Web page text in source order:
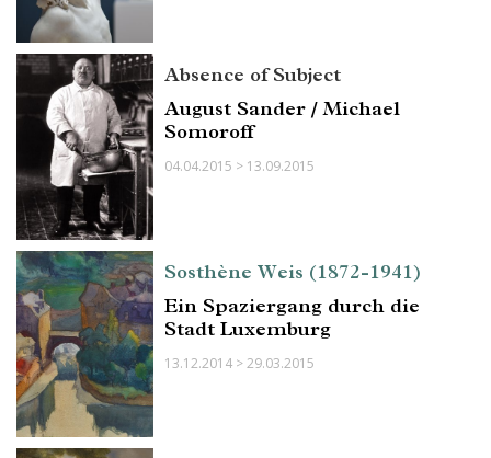
Absence of Subject
August Sander / Michael
Somoroff
04.04.2015 > 13.09.2015
Sosthène Weis (1872-1941)
Ein Spaziergang durch die
Stadt Luxemburg
13.12.2014 > 29.03.2015